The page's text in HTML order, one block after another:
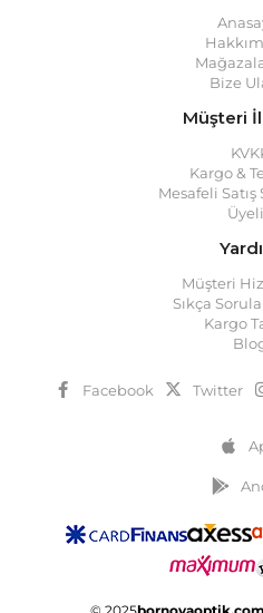
Bize
Müşteri
Kargo &
Mesafeli Satış
Müşteri
Sıkça
Kargo
Facebook Twitter